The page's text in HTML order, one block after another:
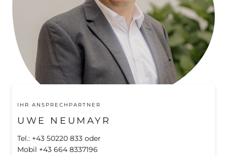
IHR ANSPRECHPARTNER
UWE NEUMAYR
Tel.: +43 50220 833 oder
Mobil +43 664 8337196